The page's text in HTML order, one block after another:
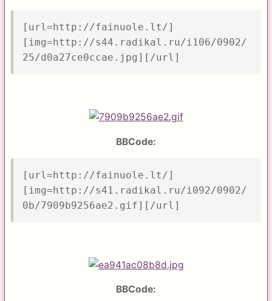
[url=http://fainuole.lt/]
[img=http://s44.radikal.ru/i106/0902/
25/d0a27ce0ccae.jpg][/url]
BBCode:
[url=http://fainuole.lt/]
[img=http://s41.radikal.ru/i092/0902/
0b/7909b9256ae2.gif][/url]
BBCode: